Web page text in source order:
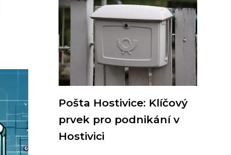
Pošta Hostivice: Klíčový
prvek pro podnikání v
Hostivici